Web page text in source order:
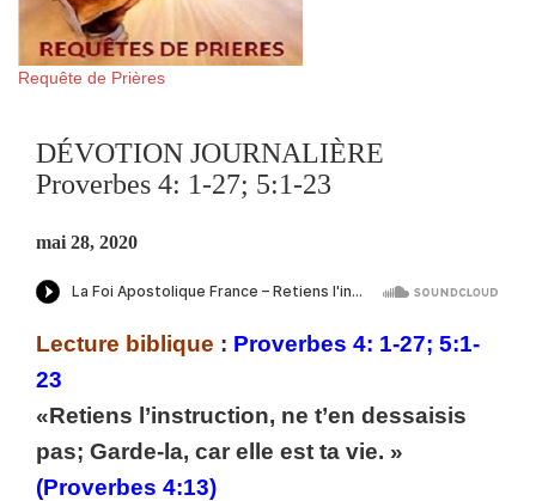
Requête de Prières
DÉVOTION JOURNALIÈRE
Proverbes 4: 1-27; 5:1-23
mai 28, 2020
Lecture biblique : Proverbes 4: 1-27; 5:1-
23
«Retiens l’instruction, ne t’en dessaisis
pas; Garde-la, car elle est ta vie. »
(Proverbes 4:13)